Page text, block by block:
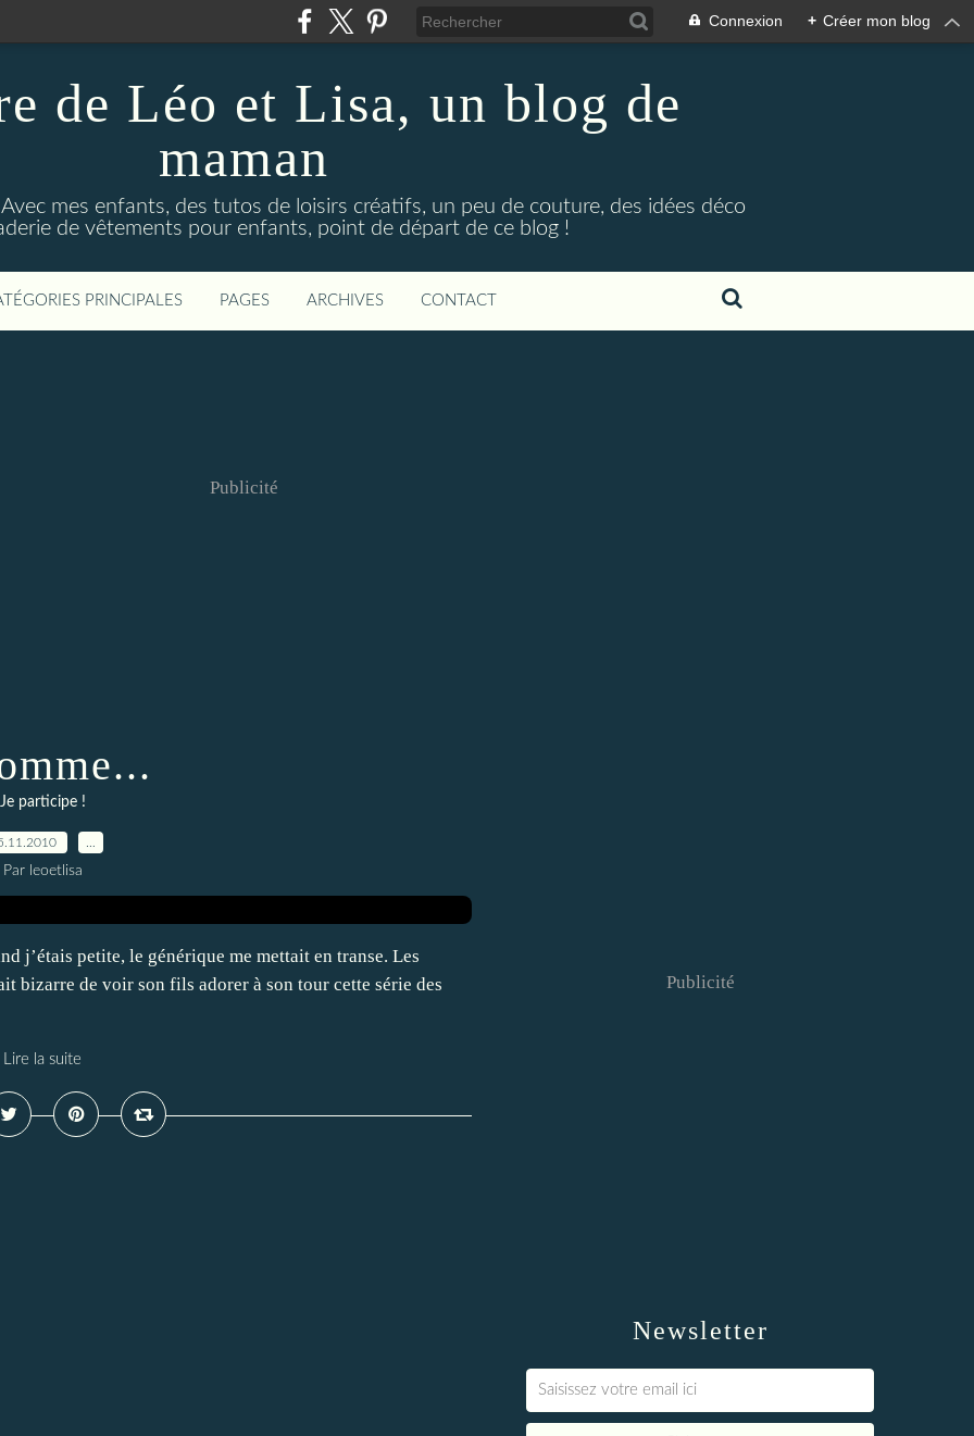
Connexion + Créer mon blog
de Léo et Lisa, un blog de
maman
mes enfants, des tutos de loisirs créatifs, un peu de couture, des idées déco
de vêtements pour enfants, point de départ de ce blog !
PRINCIPALES PAGES ARCHIVES CONTACT
Publicité
Je participe !
Par leoetlisa
j’étais petite, le générique me mettait en transe. Les
bizarre de voir son fils adorer à son tour cette série des
Lire la suite
Newsletter
Publicité